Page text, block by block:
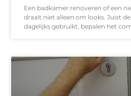
Een badkamer renoveren of een
draait niet alleen om looks. Juist
dagelijks gebruikt, bepalen het